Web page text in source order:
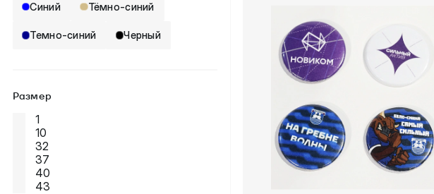
Синий Тёмно-синий
Темно-синий Черный
Размер
1
10
32
37
40
43